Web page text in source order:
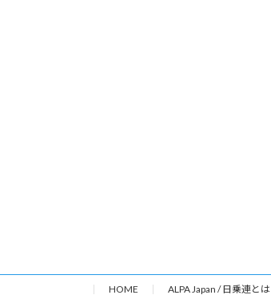
HOME ALPA Japan / 日乗連とは